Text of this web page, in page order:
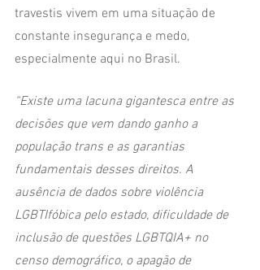
travestis vivem em uma situação de
constante insegurança e medo,
especialmente aqui no Brasil.
“Existe uma lacuna gigantesca entre as
decisões que vem dando ganho a
população trans e as garantias
fundamentais desses direitos. A
ausência de dados sobre violência
LGBTIfóbica pelo estado, dificuldade de
inclusão de questões LGBTQIA+ no
censo demográfico, o apagão de